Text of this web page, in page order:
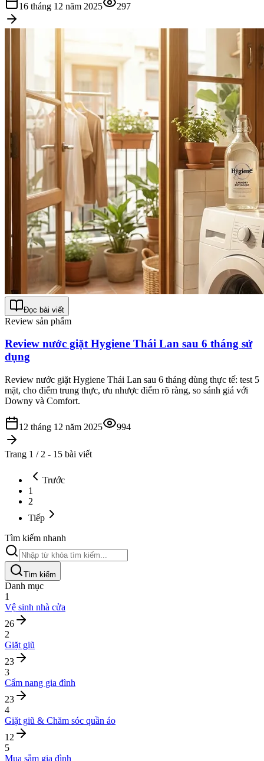
16 tháng 12 năm 2025 297
Đọc bài viết
Review sản phẩm
Review nước giặt Hygiene Thái Lan sau 6 tháng sử
dụng
Review nước giặt Hygiene Thái Lan sau 6 tháng dùng thực tế: test 5
mặt, cho điểm trung thực, ưu nhược điểm rõ ràng, so sánh giá với
Downy và Comfort.
12 tháng 12 năm 2025 994
Trang 1 / 2 - 15 bài viết
Trước
1
2
Tiếp
Tìm kiếm nhanh
Tìm kiếm
Danh mục
1
Vệ sinh nhà cửa
26
2
Giặt giũ
23
3
Cẩm nang gia đình
23
4
Giặt giũ & Chăm sóc quần áo
12
5
Mua sắm gia đình